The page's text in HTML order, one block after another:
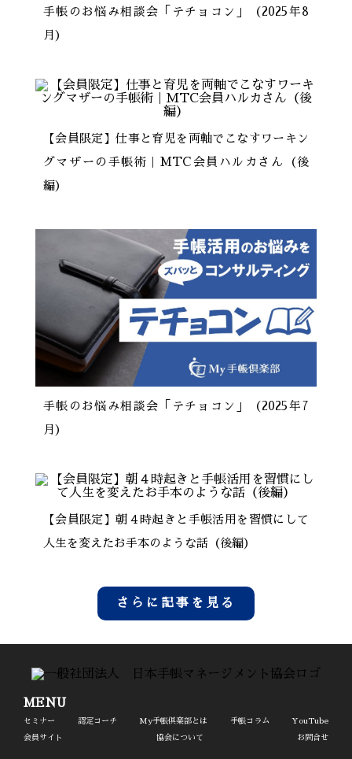
手帳のお悩み相談会「テチョコン」（2025年8
月）
【会員限定】仕事と育児を両軸でこなすワーキン
グマザーの手帳術｜MTC会員ハルカさん（後
編）
手帳のお悩み相談会「テチョコン」（2025年7
月）
【会員限定】朝４時起きと手帳活用を習慣にして
人生を変えたお手本のような話（後編）
さらに記事を見る
MENU
セミナー 認定コーチ My手帳倶楽部とは 手帳コラム YouTube
会員サイト 協会について お問合せ